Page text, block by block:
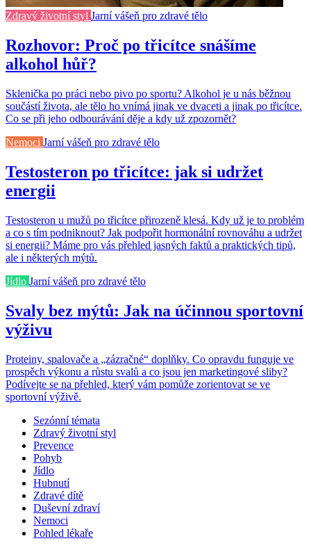
Zdravý životní styl Jarní vášeň pro zdravé tělo
Rozhovor: Proč po třicítce snášíme
alkohol hůř?
Sklenička po práci nebo pivo po sportu? Alkohol je u nás běžnou
součástí života, ale tělo ho vnímá jinak ve dvaceti a jinak po třicítce.
Co se při jeho odbourávání děje a kdy už zpozornět?
Nemoci Jarní vášeň pro zdravé tělo
Testosteron po třicítce: jak si udržet
energii
Testosteron u mužů po třicítce přirozeně klesá. Kdy už je to problém
a co s tím podniknout? Jak podpořit hormonální rovnováhu a udržet
si energii? Máme pro vás přehled jasných faktů a praktických tipů,
ale i některých mýtů.
Jídlo Jarní vášeň pro zdravé tělo
Svaly bez mýtů: Jak na účinnou sportovní
výživu
Proteiny, spalovače a „zázračné“ doplňky. Co opravdu funguje ve
prospěch výkonu a růstu svalů a co jsou jen marketingové sliby?
Podívejte se na přehled, který vám pomůže zorientovat se ve
sportovní výživě.
Sezónní témata
Zdravý životní styl
Prevence
Pohyb
Jídlo
Hubnutí
Zdravé dítě
Duševní zdraví
Nemoci
Pohled lékaře